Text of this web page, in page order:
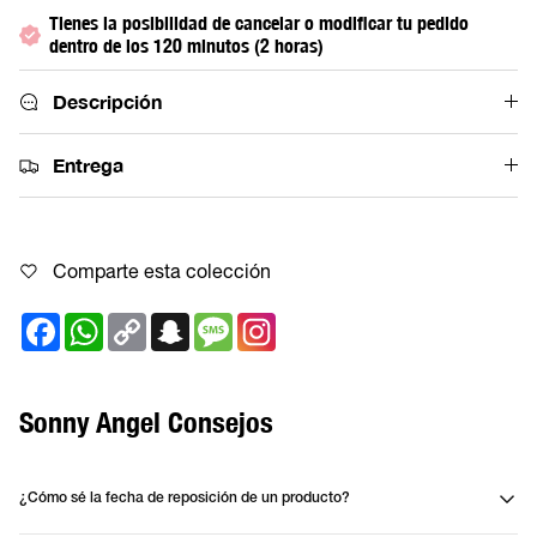
Tienes la posibilidad de cancelar o modificar tu pedido
dentro de los 120 minutos (2 horas)
Descripción
Entrega
Comparte esta colección
FacebookWhatsApp
Copy
Link
SnapchatMessage
Sonny Angel Consejos
¿Cómo sé la fecha de reposición de un producto?